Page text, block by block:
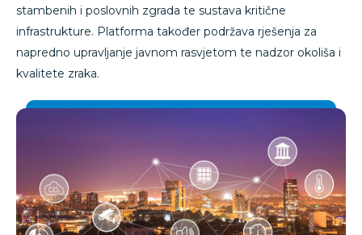
stambenih i poslovnih zgrada te sustava kritične
infrastrukture. Platforma također podržava rješenja za
napredno upravljanje javnom rasvjetom te nadzor okoliša i
kvalitete zraka.